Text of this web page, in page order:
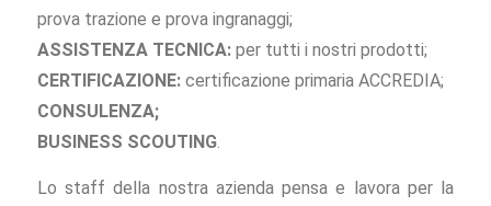
prova trazione e prova ingranaggi;
ASSISTENZA TECNICA:per tutti i nostri prodotti;
CERTIFICAZIONE:certificazione primaria ACCREDIA;
CONSULENZA;
BUSINESS SCOUTING.
Lo staff della nostra azienda pensa e lavora per la